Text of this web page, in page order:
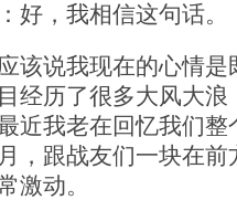
，我相信这句话。
说我现在的心情是
经历了很多大风大
近我老在回忆我们
，跟战友们一块在
激动。